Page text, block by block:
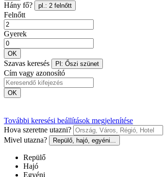
Hány fő? pl.: 2 felnőtt
Felnőtt
Gyerek
OK
Szavas keresés Pl: Őszi szünet
Cím vagy azonosító
OK
További keresési beállítások megjelenítése
Hova szeretne utazni?
Mivel utazna?
Repülő, hajó, egyéni...
Repülő
Hajó
Egyéni